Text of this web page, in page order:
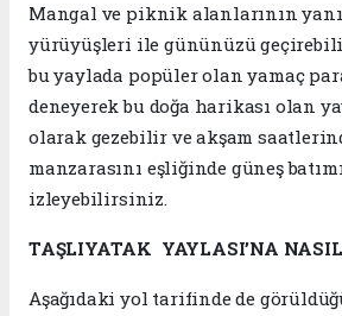
Mangal ve piknik alanlarının yanı
yürüyüşleri ile gününüzü
bu yaylada popüler olan yamaç
deneyerek bu doğa harikası olan
olarak gezebilir ve akşam
manzarasını eşliğinde güneş
izleyebilirsiniz.
TAŞLIYATAK YAYLASI’NA
Aşağıdaki yol tarifinde de